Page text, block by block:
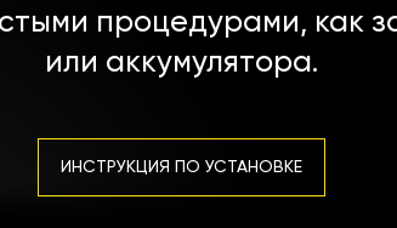
процедурами, как
или аккумулятора.
ИНСТРУКЦИЯ ПО УСТАНОВКЕ